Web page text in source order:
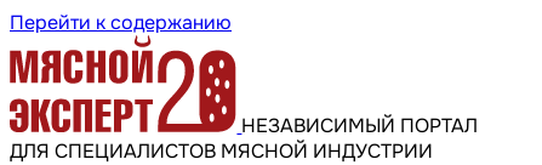
Перейти к содержанию
НЕЗАВИСИМЫЙ ПОРТАЛ
ДЛЯ СПЕЦИАЛИСТОВ МЯСНОЙ ИНДУСТРИИ